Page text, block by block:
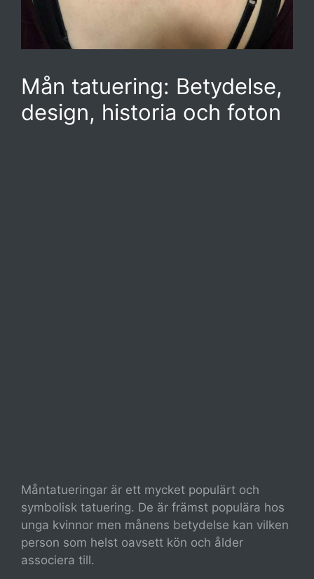
Mån tatuering: Betydelse,
design, historia och foton
Måntatueringar är ett mycket populärt och
symbolisk tatuering. De är främst populära hos
unga kvinnor men månens betydelse kan vilken
person som helst oavsett kön och ålder
associera till.